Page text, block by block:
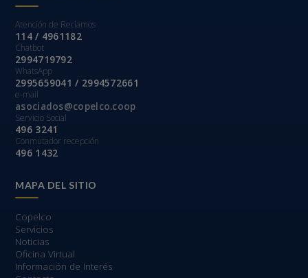
Atención de Reclamos
114 / 4961182
Chatbot
2994719792
WhatsApp
2995659041 / 2994572661
e-mail
asociados@copelco.coop
Servicio Social
496 3241
Conmutador recepción
496 1432
MAPA DEL SITIO
Copelco
Servicios
Noticias
Oficina Virtual
Información de Interés